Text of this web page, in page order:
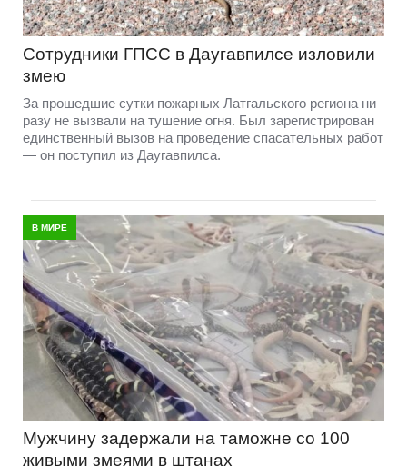
Сотрудники ГПСС в Даугавпилсе изловили
змею
За прошедшие сутки пожарных Латгальского региона ни
разу не вызвали на тушение огня. Был зарегистрирован
единственный вызов на проведение спасательных работ
— он поступил из Даугавпилса.
В МИРЕ
Мужчину задержали на таможне со 100
живыми змеями в штанах